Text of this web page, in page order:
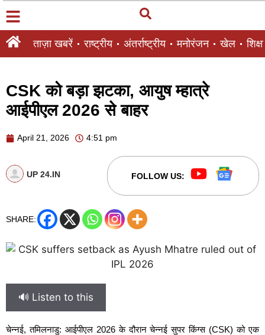
ताज़ा खबरें राष्ट्रीय अंतर्राष्ट्रीय मनोरंजन खेल शिक्षा
CSK को बड़ा झटका, आयुष म्हात्रे
आईपीएल 2026 से बाहर
April 21, 2026 4:51 pm
UP 24.IN FOLLOW US:
SHARE:
🔊 Listen to this
चेन्नई, तमिलनाडु: आईपीएल 2026 के दौरान चेन्नई सुपर किंग्स (CSK) को एक